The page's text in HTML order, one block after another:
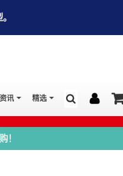
资讯 精选
！